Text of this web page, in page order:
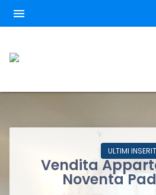
menu
ULTIMI
Vendita
Noventa